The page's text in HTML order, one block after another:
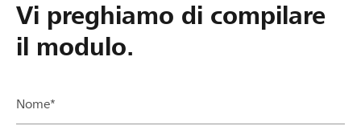
Vi preghiamo di compilare
il modulo.
Nome*